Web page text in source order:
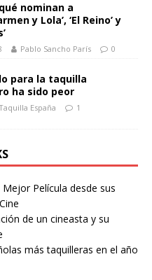
nominan a
y Lola’, ‘El Reino’ y
Pablo Sancho París 0
para la taquilla
ha sido peor
España 1
Película desde sus
de un cineasta y su
más taquilleras en el año